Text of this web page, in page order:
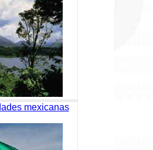
mexicanas